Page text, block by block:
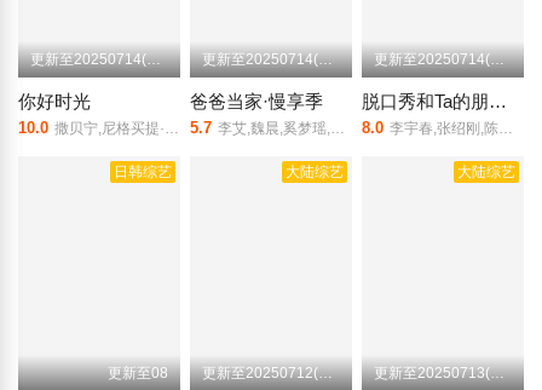
更新至20250714(第3期会员版)
你好时光
10.0 撒贝宁,尼格买提·热合曼,沙溢,阮经天,岳云鹏,陈乔恩
更新至20250714(第10期下)
爸爸当家·慢享季
5.7 李艾,魏晨,奚梦瑶,刘嘉裕,张雅莲,郑思维,萨琪拉,王永鸿
更新至20250714(第3期朋友们和Ta的脱口秀)
脱口秀和Ta的朋友们第二季
8.0 李宇春,张绍刚,陈鲁豫,大张伟,罗永浩,王勉,安全出口,阿咻,艾斯,步惊云,不辣,菜菜,大国手,大鹅,三毛,二哥,贾耗,江梓浩,继业,鸡翅,呼兰,哈哈曹,何广智,哈瑞,火锅,虎牙,韩大狗,侯智元,荒岛人气王,管泽元,高寒,Kid,李梦
日韩综艺
更新至08
大陆综艺
更新至20250712(第40期下)
大陆综艺
更新至20250713(第1期衍生)